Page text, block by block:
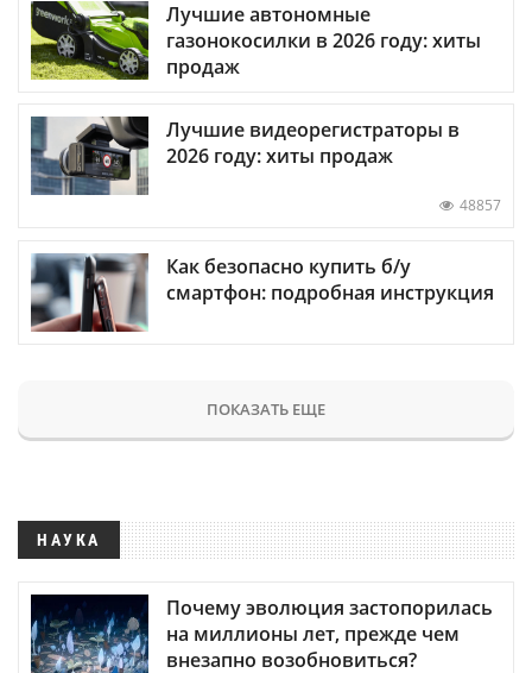
Лучшие автономные
газонокосилки в 2026 году: хиты
продаж
Лучшие видеорегистраторы в
2026 году: хиты продаж
48857
Как безопасно купить б/у
смартфон: подробная инструкция
ПОКАЗАТЬ ЕЩЕ
НАУКА
Почему эволюция застопорилась
на миллионы лет, прежде чем
внезапно возобновиться?